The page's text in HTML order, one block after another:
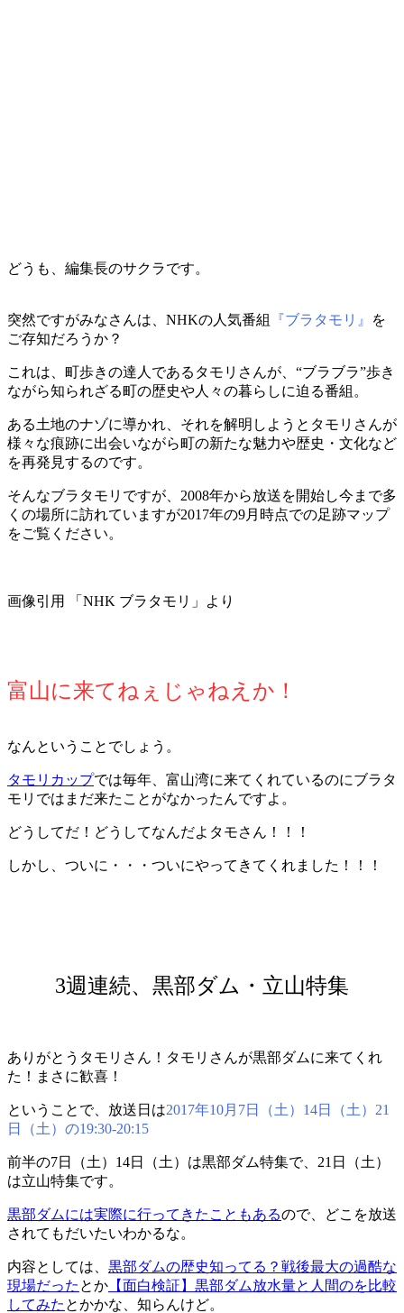
どうも、編集長のサクラです。
突然ですがみなさんは、NHKの人気番組 『ブラタモリ』
を
ご存知だろうか？
これは、町歩きの達人であるタモリさんが、“ブラブラ”歩き
ながら知られざる町の歴史や人々の暮らしに迫る番組。
ある土地のナゾに導かれ、それを解明しようとタモリさんが
様々な痕跡に出会いながら町の新たな魅力や歴史・文化など
を再発見するのです。
そんなブラタモリですが、2008年から放送を開始し今まで多
くの場所に訪れていますが2017年の9月時点での足跡マップ
をご覧ください。
画像引用 「NHK ブラタモリ」より
富山に来てねぇじゃねえか！
なんということでしょう。
タモリカップでは毎年、富山湾に来てくれているのにブラタ
モリではまだ来たことがなかったんですよ。
どうしてだ！どうしてなんだよタモさん！！！
しかし、ついに・・・ついにやってきてくれました！！！
3週連続、黒部ダム・立山特集
ありがとうタモリさん！タモリさんが黒部ダムに来てくれ
た！まさに歓喜！
ということで、放送日は2017年10月7日（土）14日（土）21
日（土）の19:30-20:15
前半の7日（土）14日（土）は黒部ダム特集で、21日（土）
は立山特集です。
黒部ダムには実際に行ってきたこともあるので、どこを放送
されてもだいたいわかるな。
内容としては、 黒部ダムの歴史知ってる？戦後最大の過酷な
現場だった とか 【面白検証】黒部ダム放水量と人間のを比較
してみた とかかな、知らんけど。